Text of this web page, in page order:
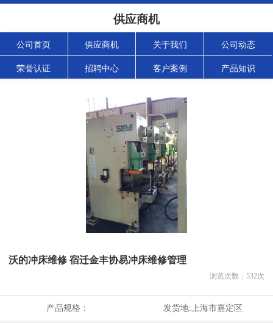
供应商机
公司首页 供应商机 关于我们 公司动态
荣誉认证 招聘中心 客户案例 产品知识
沃的冲床维修 宿迁金丰协易冲床维修管理
浏览次数： 532次
产品规格： 发货地: 上海市嘉定区